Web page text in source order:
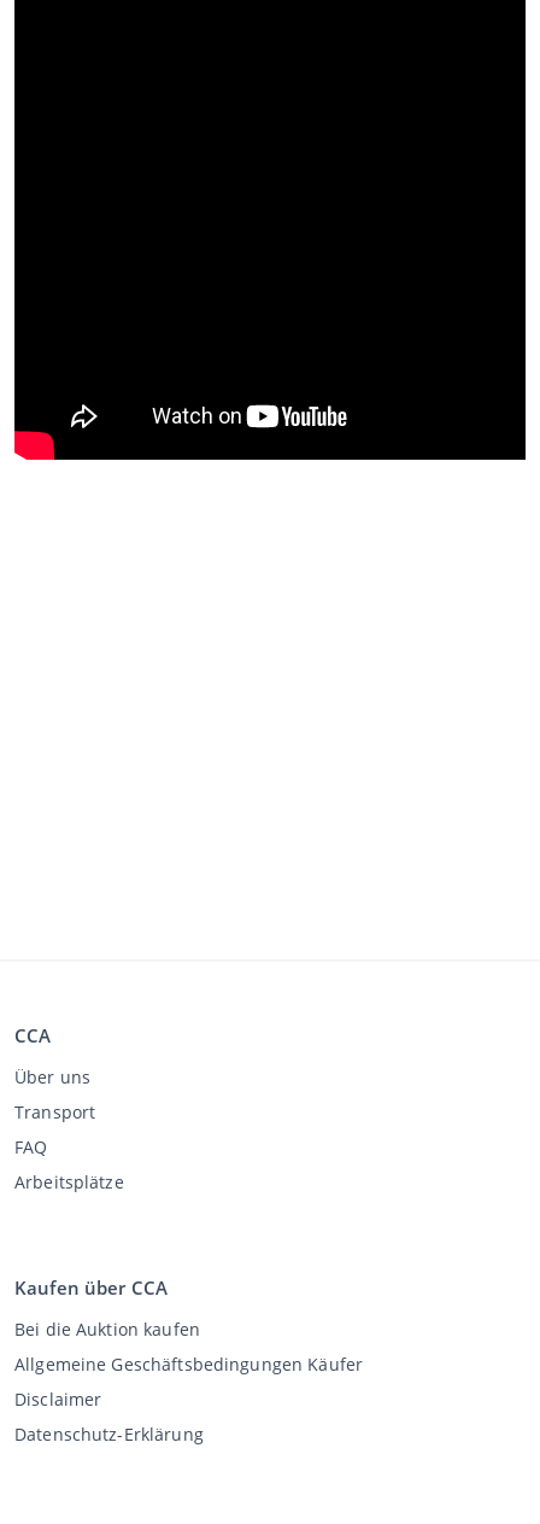
CCA
Über uns
Transport
FAQ
Arbeitsplätze
Kaufen über CCA
Bei die Auktion kaufen
Allgemeine Geschäftsbedingungen Käufer
Disclaimer
Datenschutz-Erklärung